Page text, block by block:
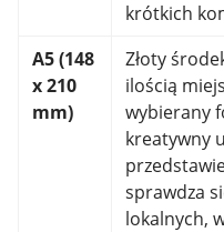
krótkich
A5 (148
x 210
mm)
Złoty
ilością
wybierany
kreatywny
sprawdza
lokalnych,